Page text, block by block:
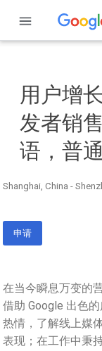
用户增
发者销
语，普通
Shanghai, China -
申请
在当今瞬息万变的
借助 Google 出色
热情，了解线上媒
表现；在工作中秉